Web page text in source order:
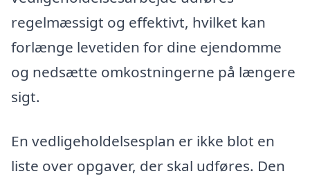
regelmæssigt og effektivt, hvilket kan
forlænge levetiden for dine ejendomme
og nedsætte omkostningerne på længere
sigt.
En vedligeholdelsesplan er ikke blot en
liste over opgaver, der skal udføres. Den